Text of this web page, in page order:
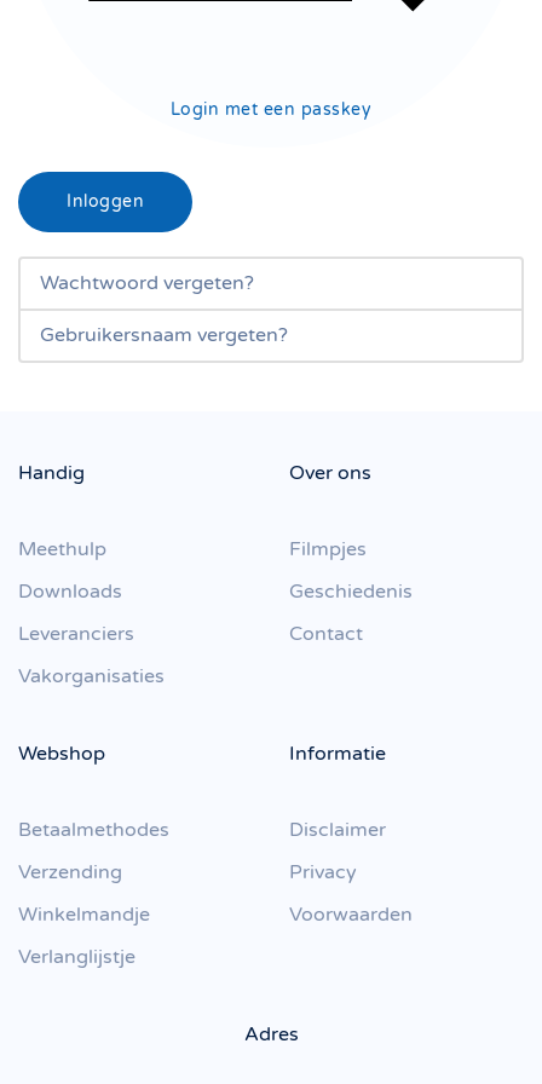
Login met een passkey
Inloggen
Wachtwoord vergeten?
Gebruikersnaam vergeten?
Handig
Meethulp
Downloads
Leveranciers
Vakorganisaties
Over ons
Filmpjes
Geschiedenis
Contact
Webshop
Betaalmethodes
Verzending
Winkelmandje
Verlanglijstje
Informatie
Disclaimer
Privacy
Voorwaarden
Adres